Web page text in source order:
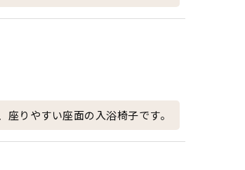
りやすい座面の入浴椅子です。